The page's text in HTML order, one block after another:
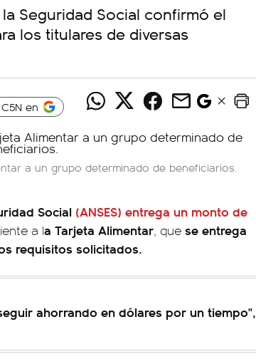
Seguridad Social confirmó el
los titulares de diversas
en
a un grupo determinado de beneficiarios.
Social (ANSES) entrega un monto de
a la Tarjeta Alimentar, que se entrega
requisitos solicitados.
ahorrando en dólares por un tiempo",